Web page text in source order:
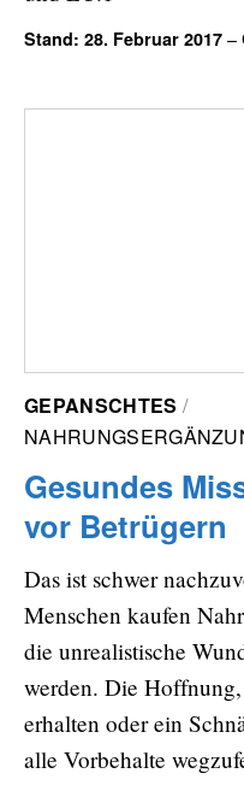
Stand: 28. Februar 2017 –
GEPANSCHTES
Gesundes
vor Betrügern
Das ist schwer
Menschen kaufen
die unrealistische
werden. Die
erhalten oder ein
alle Vorbehalte